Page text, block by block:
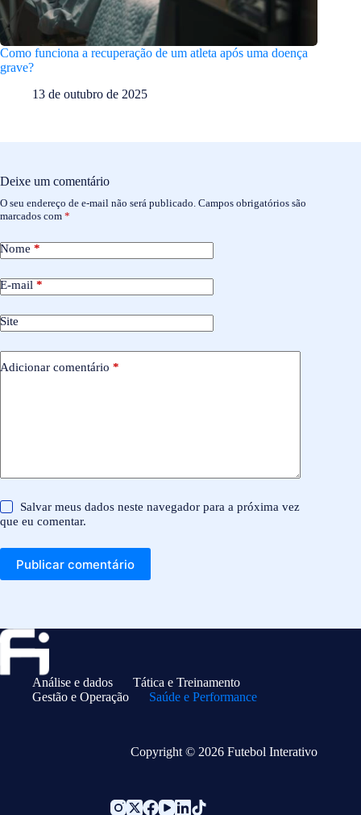
Como funciona a recuperação de um atleta após uma doença
grave?
13 de outubro de 2025
Deixe um comentário
O seu endereço de e-mail não será publicado. Campos obrigatórios são
marcados com *
Nome *
E-mail *
Site
Adicionar comentário *
Salvar meus dados neste navegador para a próxima vez
que eu comentar.
Publicar comentário
Análise e dados
Tática e Treinamento
Gestão e Operação
Saúde e Performance
Copyright © 2026 Futebol Interativo